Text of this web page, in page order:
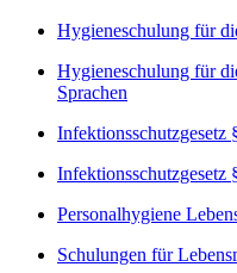
Hygieneschulung für
Hygieneschulung für
Sprachen
Infektionsschutzgesetz
Infektionsschutzgesetz
Personalhygiene
Schulungen für